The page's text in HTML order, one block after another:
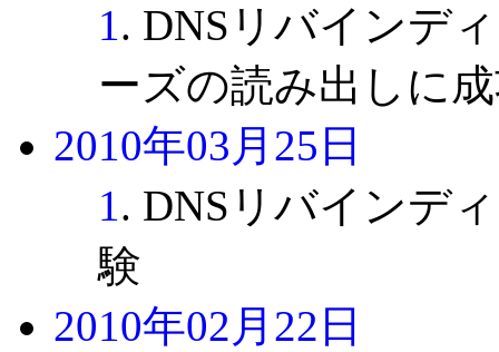
1. DNSリバインデ
ーズの読み出しに
2010年03月25日
1. DNSリバインデ
験
2010年02月22日